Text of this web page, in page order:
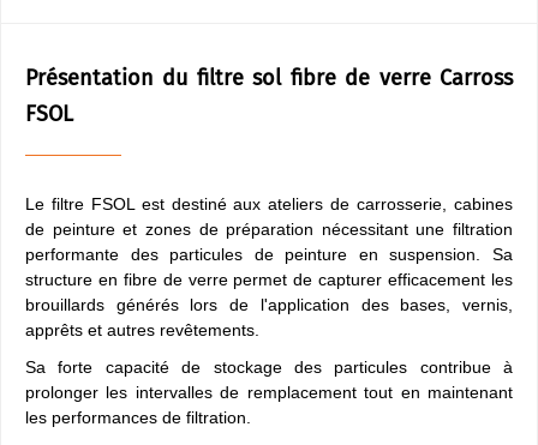
Présentation du filtre sol fibre de verre Carross
FSOL
Le filtre FSOL est destiné aux ateliers de carrosserie, cabines
de peinture et zones de préparation nécessitant une filtration
performante des particules de peinture en suspension. Sa
structure en fibre de verre permet de capturer efficacement les
brouillards générés lors de l'application des bases, vernis,
apprêts et autres revêtements.
Sa forte capacité de stockage des particules contribue à
prolonger les intervalles de remplacement tout en maintenant
les performances de filtration.